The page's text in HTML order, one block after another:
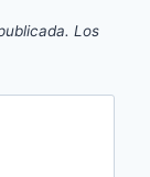
Los